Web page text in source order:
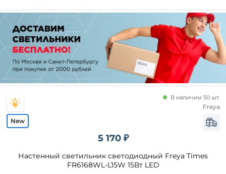
5 170 ₽
Настенный светильник светодиодный Freya Times
FR6168WL-L15W 15Вт LED
В наличии 50 шт.
Freya